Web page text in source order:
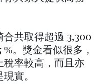
共取得超過 3,300
。獎金看似很多，
稅率較高，而且亦
實。